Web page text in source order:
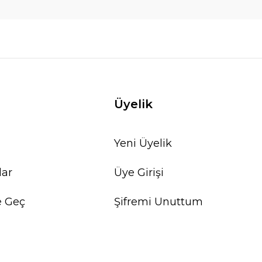
Geç
Üyelik
Yeni Üyelik
Üye Girişi
Şifremi Unuttum